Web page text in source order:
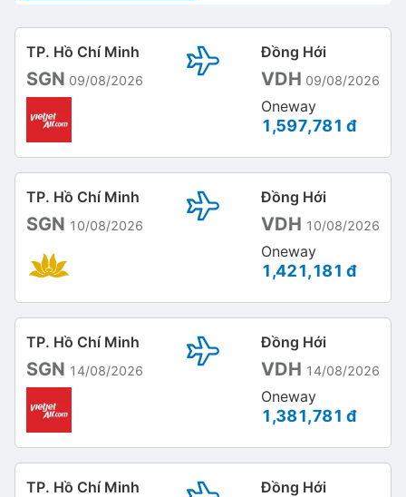
TP. Hồ Chí Minh
SGN 09/08/2026
Đồng Hới
VDH 09/08/2026
Oneway
1,597,781 đ
TP. Hồ Chí Minh
SGN 10/08/2026
Đồng Hới
VDH 10/08/2026
Oneway
1,421,181 đ
TP. Hồ Chí Minh
SGN 14/08/2026
Đồng Hới
VDH 14/08/2026
Oneway
1,381,781 đ
TP. Hồ Chí Minh Đồng Hới